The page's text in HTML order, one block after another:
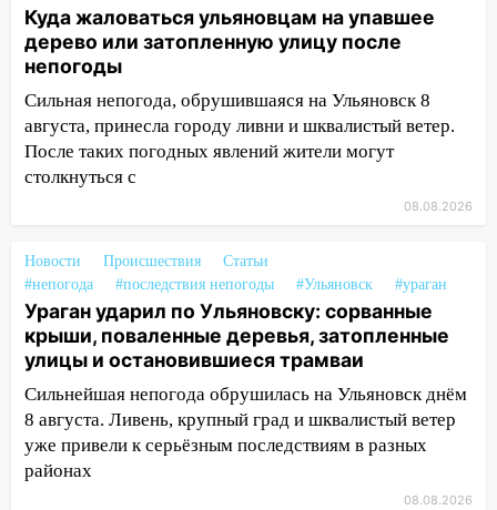
14:12
упавшее дерево или затопленную улицу
после непогоды
13:59 В Новом городе ураганным
ветром сорвало опалубку со
строящегося дома
13:54 В мэрии Ульяновска рассказали,
как устраняют последствия мощного
13:49
Стихия продолжает крушить
Ульяновск: дерево рухнуло на дом на
Орджоникидзе
13:47 На Нижней Террасе мощным
ветром вырвало дерево с корнем
13:46 Сильный ветер сорвал крышу с
СТО на проспекте Созидателей
Непогода продолжает бить по
Куда жаловаться ульяновцам на упавшее
дерево или затопленную улицу после
непогоды
Сильная непогода, обрушившаяся на Ульяновск 8
августа, принесла городу ливни и шквалистый ветер.
После таких погодных явлений жители могут
столкнуться с
08.08.2026
Новости Происшествия
Статьи
#непогода
#последствия непогоды #Ульяновск #ураган
Ураган ударил по Ульяновску: сорванные
крыши, поваленные деревья, затопленные
улицы и остановившиеся трамваи
Сильнейшая непогода обрушилась на Ульяновск днём
8 августа. Ливень, крупный град и шквалистый ветер
уже привели к серьёзным последствиям в разных
районах
08.08.2026